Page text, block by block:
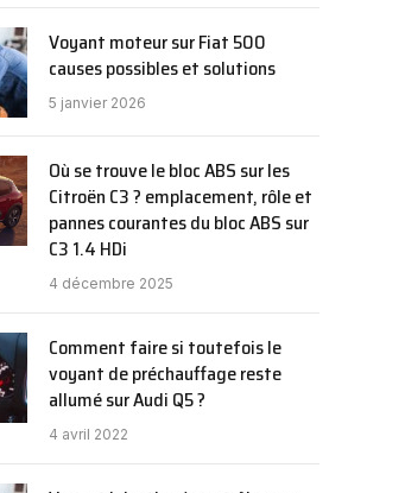
Voyant moteur sur Fiat 500
causes possibles et solutions
5 janvier 2026
Où se trouve le bloc ABS sur les
Citroën C3 ? emplacement, rôle et
pannes courantes du bloc ABS sur
C3 1.4 HDi
4 décembre 2025
Comment faire si toutefois le
voyant de préchauffage reste
allumé sur Audi Q5 ?
4 avril 2022